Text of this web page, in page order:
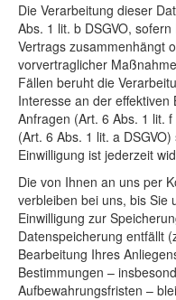
Die Verarbeitung dieser
Abs. 1 lit. b DSGVO,
Vertrags zusammenhängt
vorvertraglicher
Fällen beruht die
Interesse an der
Anfragen (Art. 6 Abs. 1 lit.
(Art. 6 Abs. 1 lit. a
Einwilligung ist jederzeit
Die von Ihnen an uns per
verbleiben bei uns, bis Sie
Einwilligung zur
Datenspeicherung entfällt
Bearbeitung Ihres
Bestimmungen –
Aufbewahrungsfristen –